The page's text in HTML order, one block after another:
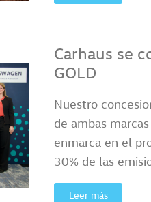
Carhaus se
GOLD
Nuestro
de ambas
enmarca en el
30% de las
Leer más